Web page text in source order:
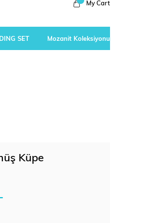
My Cart
SET Mozanit Koleksiyonu
Küpe